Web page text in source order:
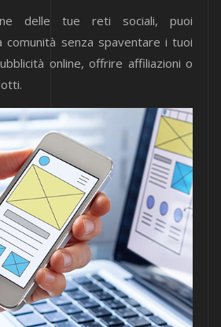
delle tue reti sociali, puoi
comunità senza spaventare i tuoi
online, offrire affiliazioni o